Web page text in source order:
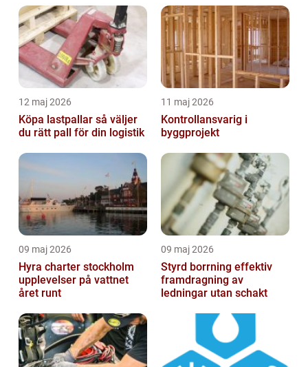
12 maj 2026
Köpa lastpallar så väljer
du rätt pall för din logistik
11 maj 2026
Kontrollansvarig i
byggprojekt
09 maj 2026
Hyra charter stockholm
upplevelser på vattnet
året runt
09 maj 2026
Styrd borrning effektiv
framdragning av
ledningar utan schakt